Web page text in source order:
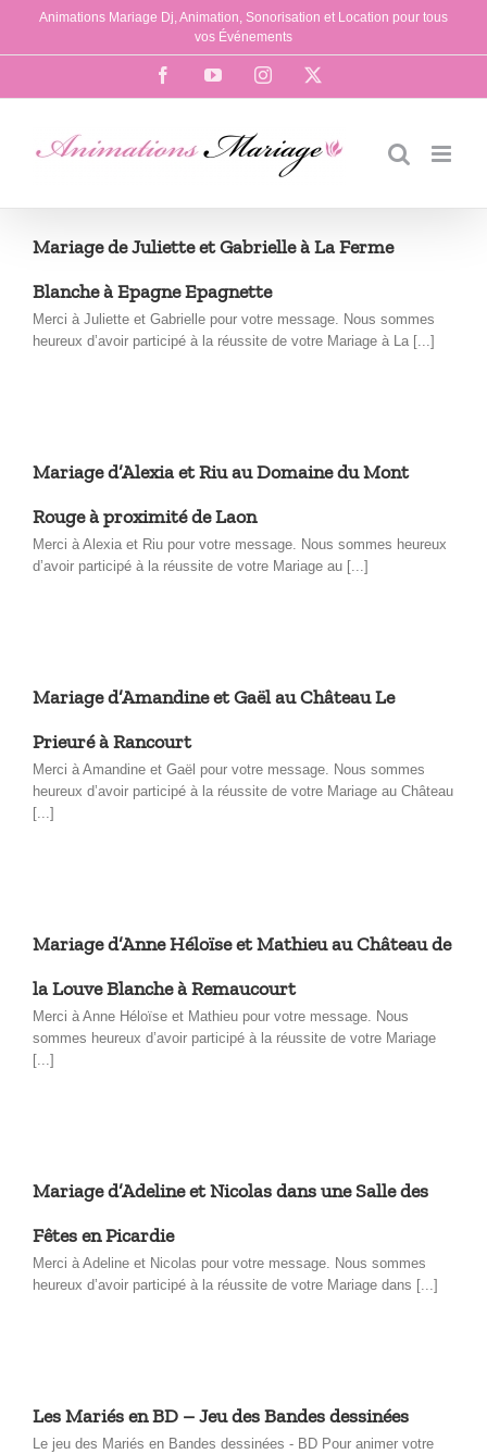
Passer
contenu
Animations Mariage Dj, Animation, Sonorisation et Location pour tous
vos Événements
FacebookYouTubeInstagram
Mariage de Juliette et Gabrielle à La Ferme
Blanche à Epagne Epagnette
Merci à Juliette et Gabrielle pour votre message. Nous sommes
heureux d’avoir participé à la réussite de votre Mariage à La [...]
Mariage d’Alexia et Riu au Domaine du Mont
Rouge à proximité de Laon
Merci à Alexia et Riu pour votre message. Nous sommes heureux
d’avoir participé à la réussite de votre Mariage au [...]
Mariage d’Amandine et Gaël au Château Le
Prieuré à Rancourt
Merci à Amandine et Gaël pour votre message. Nous sommes
heureux d’avoir participé à la réussite de votre Mariage au Château
[...]
Mariage d’Anne Héloïse et Mathieu au Château de
la Louve Blanche à Remaucourt
Merci à Anne Héloïse et Mathieu pour votre message. Nous
sommes heureux d’avoir participé à la réussite de votre Mariage
[...]
Mariage d’Adeline et Nicolas dans une Salle des
Fêtes en Picardie
Merci à Adeline et Nicolas pour votre message. Nous sommes
heureux d’avoir participé à la réussite de votre Mariage dans [...]
Les Mariés en BD – Jeu des Bandes dessinées
Le jeu des Mariés en Bandes dessinées - BD Pour animer votre